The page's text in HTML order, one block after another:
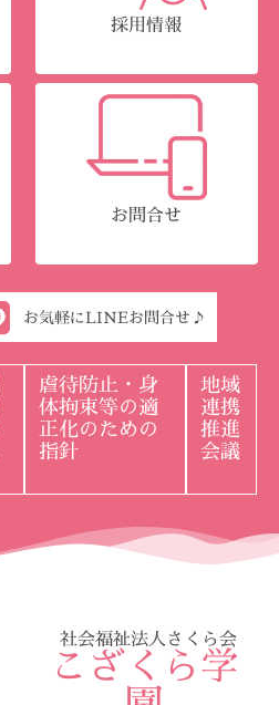
採用情報
お問合せ
お気軽にLINEお問合せ♪
虐待防止・身
体拘束等の適
正化のための
指針
地域
連携
推進
会議
社会福祉法人さくら会
こざくら学